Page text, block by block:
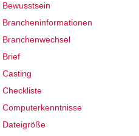
Bewusstsein
Brancheninformationen
Branchenwechsel
Brief
Casting
Checkliste
Computerkenntnisse
Dateigröße